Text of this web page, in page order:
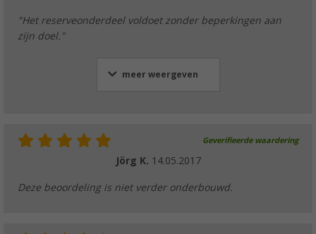
"Het reserveonderdeel voldoet zonder beperkingen aan
zijn doel."
meer weergeven
Geverifieerde waardering
Jörg K. 14.05.2017
Deze beoordeling is niet verder onderbouwd.